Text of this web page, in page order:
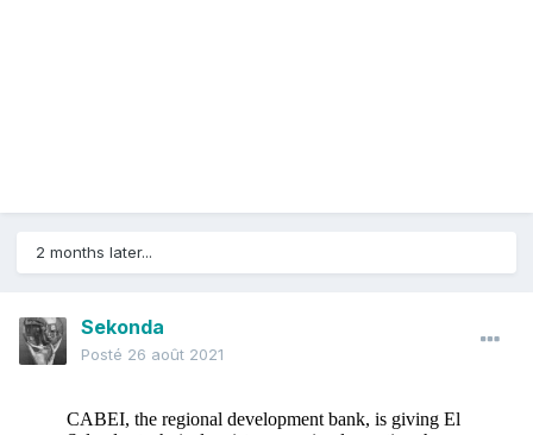
2 months later...
Sekonda
Posté 26 août 2021